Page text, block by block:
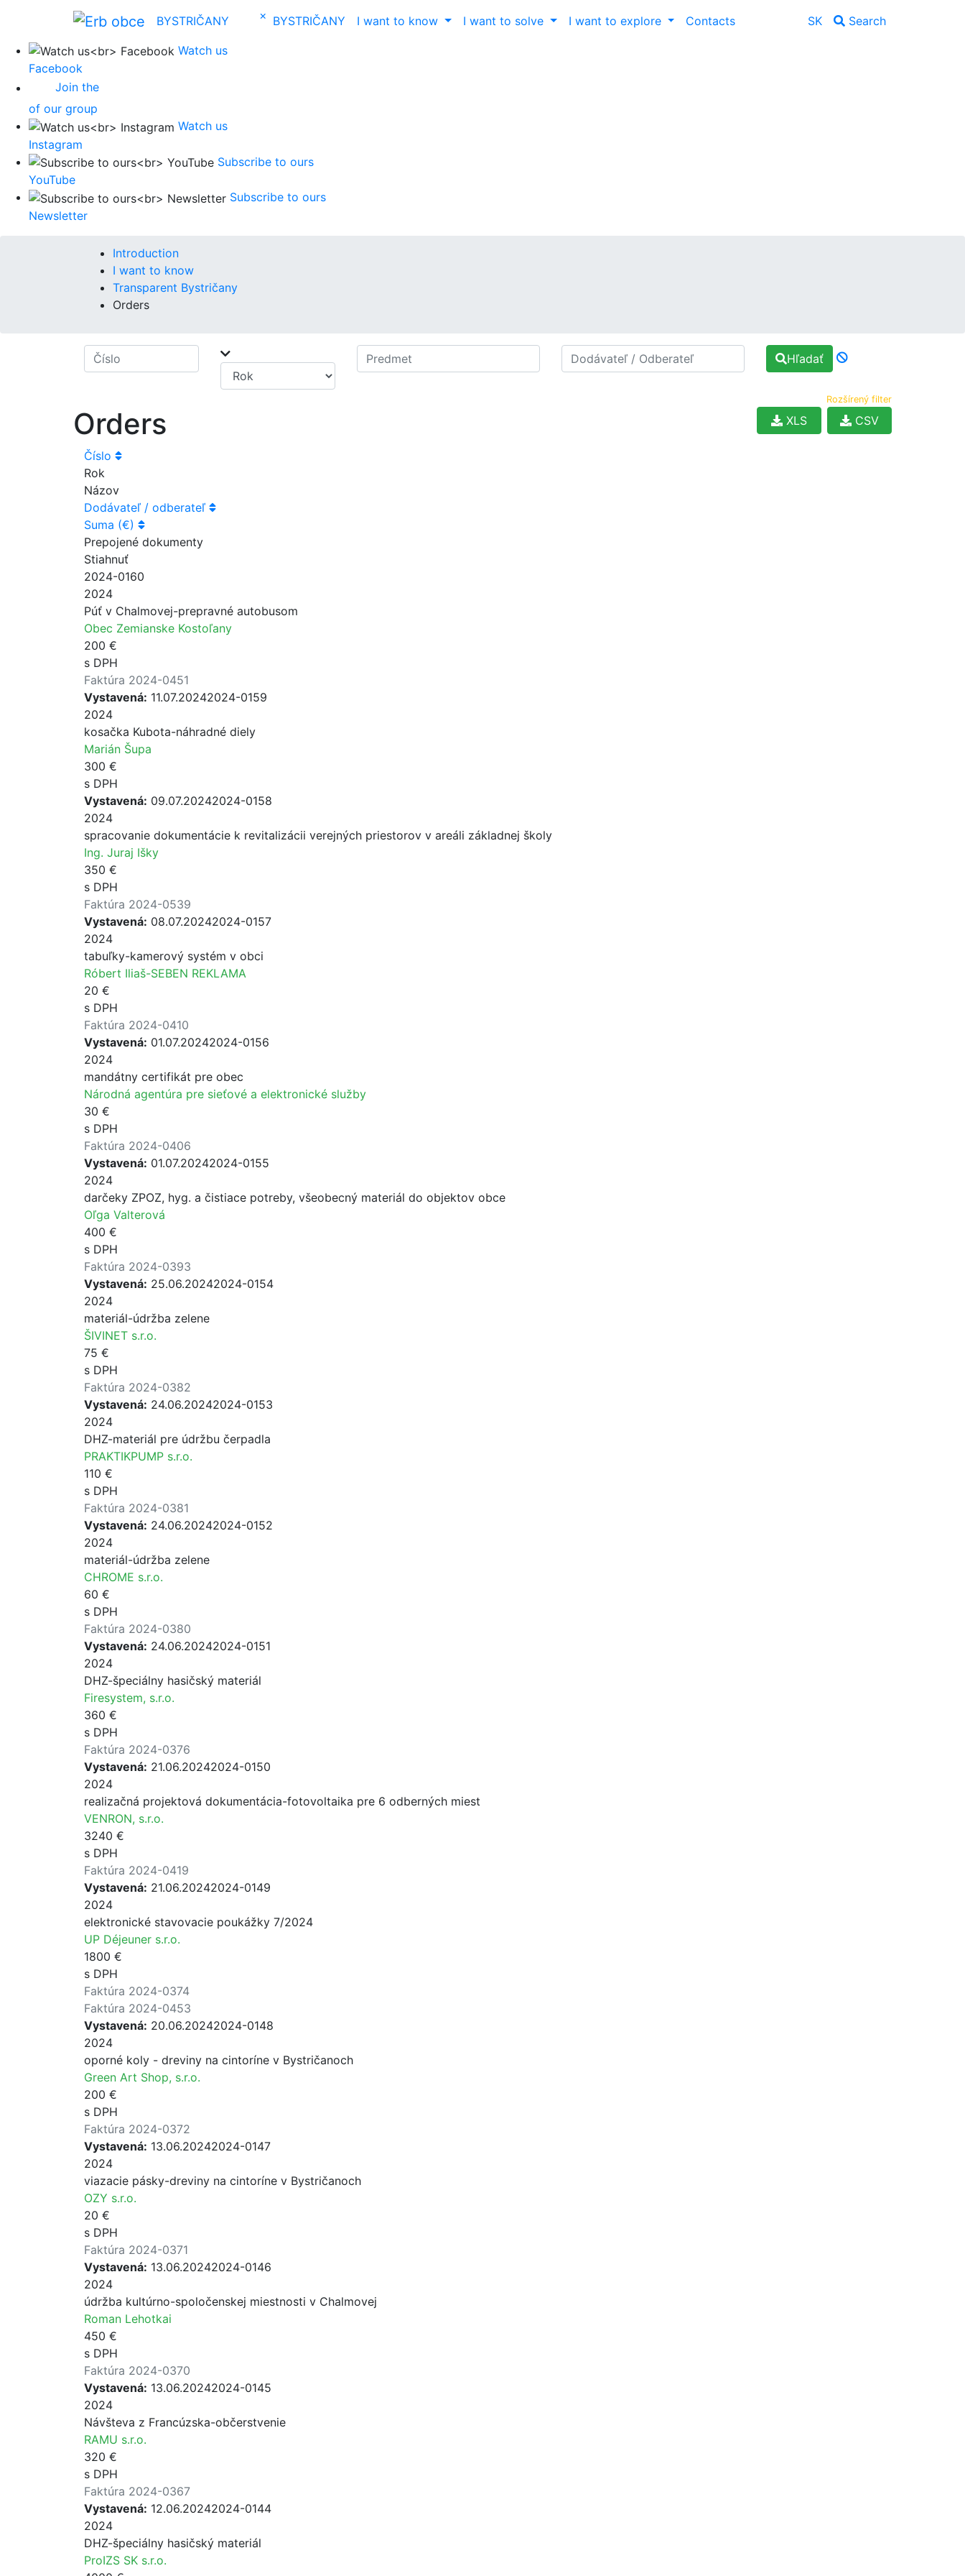
BYSTRIČANY × BYSTRIČANY I want to know I want to solve I want to explore Contacts SK Search
Watch us
Facebook
Join the
of our group
Watch us
Instagram
Subscribe to ours
YouTube
Subscribe to ours
Newsletter
Introduction
I want to know
Transparent Bystričany
Orders
Hľadať
Rozšírený filter
Orders CSV
XLS
Číslo
Rok
Názov
Dodávateľ / odberateľ
Suma (€)
Prepojené dokumenty
Stiahnuť
2024-0160
2024
Púť v Chalmovej-prepravné autobusom
Obec Zemianske Kostoľany
200 €
s DPH
Faktúra 2024-0451
Vystavená: 11.07.20242024-0159
2024
kosačka Kubota-náhradné diely
Marián Šupa
300 €
s DPH
Vystavená: 09.07.20242024-0158
2024
spracovanie dokumentácie k revitalizácii verejných priestorov v areáli základnej školy
Ing. Juraj Išky
350 €
s DPH
Faktúra 2024-0539
Vystavená: 08.07.20242024-0157
2024
tabuľky-kamerový systém v obci
Róbert Iliaš-SEBEN REKLAMA
20 €
s DPH
Faktúra 2024-0410
Vystavená: 01.07.20242024-0156
2024
mandátny certifikát pre obec
Národná agentúra pre sieťové a elektronické služby
30 €
s DPH
Faktúra 2024-0406
Vystavená: 01.07.20242024-0155
2024
darčeky ZPOZ, hyg. a čistiace potreby, všeobecný materiál do objektov obce
Oľga Valterová
400 €
s DPH
Faktúra 2024-0393
Vystavená: 25.06.20242024-0154
2024
materiál-údržba zelene
ŠIVINET s.r.o.
75 €
s DPH
Faktúra 2024-0382
Vystavená: 24.06.20242024-0153
2024
DHZ-materiál pre údržbu čerpadla
PRAKTIKPUMP s.r.o.
110 €
s DPH
Faktúra 2024-0381
Vystavená: 24.06.20242024-0152
2024
materiál-údržba zelene
CHROME s.r.o.
60 €
s DPH
Faktúra 2024-0380
Vystavená: 24.06.20242024-0151
2024
DHZ-špeciálny hasičský materiál
Firesystem, s.r.o.
360 €
s DPH
Faktúra 2024-0376
Vystavená: 21.06.20242024-0150
2024
realizačná projektová dokumentácia-fotovoltaika pre 6 odberných miest
VENRON, s.r.o.
3240 €
s DPH
Faktúra 2024-0419
Vystavená: 21.06.20242024-0149
2024
elektronické stavovacie poukážky 7/2024
UP Déjeuner s.r.o.
1800 €
s DPH
Faktúra 2024-0374
Faktúra 2024-0453
Vystavená: 20.06.20242024-0148
2024
oporné koly - dreviny na cintoríne v Bystričanoch
Green Art Shop, s.r.o.
200 €
s DPH
Faktúra 2024-0372
Vystavená: 13.06.20242024-0147
2024
viazacie pásky-dreviny na cintoríne v Bystričanoch
OZY s.r.o.
20 €
s DPH
Faktúra 2024-0371
Vystavená: 13.06.20242024-0146
2024
údržba kultúrno-spoločenskej miestnosti v Chalmovej
Roman Lehotkai
450 €
s DPH
Faktúra 2024-0370
Vystavená: 13.06.20242024-0145
2024
Návšteva z Francúzska-občerstvenie
RAMU s.r.o.
320 €
s DPH
Faktúra 2024-0367
Vystavená: 12.06.20242024-0144
2024
DHZ-špeciálny hasičský materiál
ProIZS SK s.r.o.